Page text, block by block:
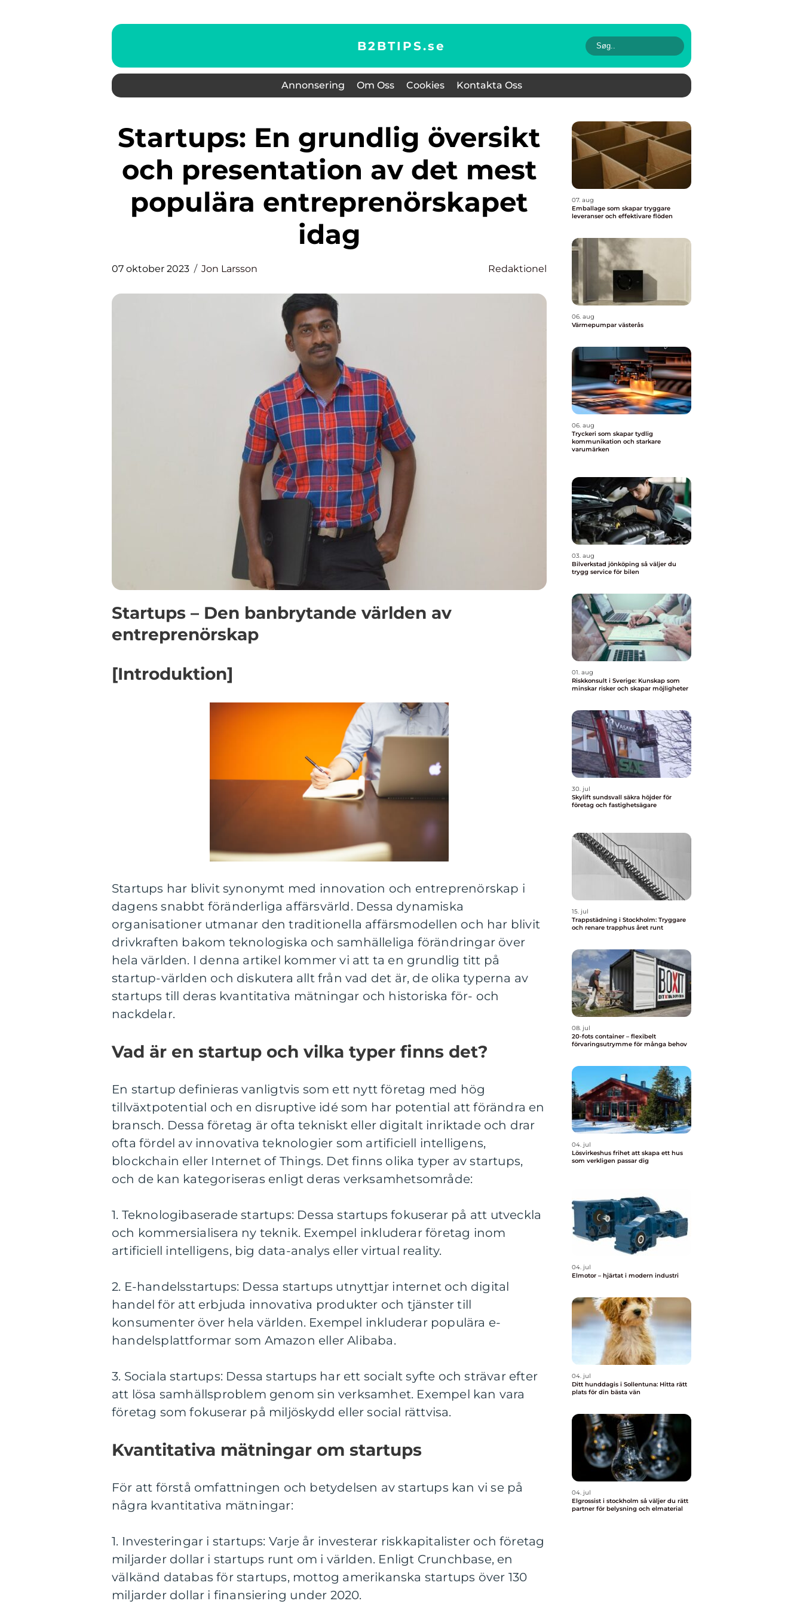
B2BTIPS.se
Annonsering Om Oss Cookies Kontakta Oss
Startups: En grundlig översikt
och presentation av det mest
populära entreprenörskapet
idag
07 oktober 2023 Jon Larsson Redaktionel
Startups – Den banbrytande världen av
entreprenörskap
[Introduktion]
Startups har blivit synonymt med innovation och entreprenörskap i
dagens snabbt föränderliga affärsvärld. Dessa dynamiska
organisationer utmanar den traditionella affärsmodellen och har blivit
drivkraften bakom teknologiska och samhälleliga förändringar över
hela världen. I denna artikel kommer vi att ta en grundlig titt på
startup-världen och diskutera allt från vad det är, de olika typerna av
startups till deras kvantitativa mätningar och historiska för- och
nackdelar.
Vad är en startup och vilka typer finns det?
En startup definieras vanligtvis som ett nytt företag med hög
tillväxtpotential och en disruptive idé som har potential att förändra en
bransch. Dessa företag är ofta tekniskt eller digitalt inriktade och drar
ofta fördel av innovativa teknologier som artificiell intelligens,
blockchain eller Internet of Things. Det finns olika typer av startups,
och de kan kategoriseras enligt deras verksamhetsområde:
1. Teknologibaserade startups: Dessa startups fokuserar på att utveckla
och kommersialisera ny teknik. Exempel inkluderar företag inom
artificiell intelligens, big data-analys eller virtual reality.
2. E-handelsstartups: Dessa startups utnyttjar internet och digital
handel för att erbjuda innovativa produkter och tjänster till
konsumenter över hela världen. Exempel inkluderar populära e-
handelsplattformar som Amazon eller Alibaba.
3. Sociala startups: Dessa startups har ett socialt syfte och strävar efter
att lösa samhällsproblem genom sin verksamhet. Exempel kan vara
företag som fokuserar på miljöskydd eller social rättvisa.
Kvantitativa mätningar om startups
För att förstå omfattningen och betydelsen av startups kan vi se på
några kvantitativa mätningar:
1. Investeringar i startups: Varje år investerar riskkapitalister och företag
miljarder dollar i startups runt om i världen. Enligt Crunchbase, en
välkänd databas för startups, mottog amerikanska startups över 130
miljarder dollar i finansiering under 2020.
07. aug
Emballage som skapar tryggare
leveranser och effektivare flöden
06. aug
Värmepumpar västerås
06. aug
Tryckeri som skapar tydlig
kommunikation och starkare
varumärken
03. aug
Bilverkstad jönköping så väljer du
trygg service för bilen
01. aug
Riskkonsult i Sverige: Kunskap som
minskar risker och skapar möjligheter
30. jul
Skylift sundsvall säkra höjder för
företag och fastighetsägare
15. jul
Trappstädning i Stockholm: Tryggare
och renare trapphus året runt
08. jul
20-fots container – flexibelt
förvaringsutrymme för många behov
04. jul
Lösvirkeshus frihet att skapa ett hus
som verkligen passar dig
04. jul
Elmotor – hjärtat i modern industri
04. jul
Ditt hunddagis i Sollentuna: Hitta rätt
plats för din bästa vän
04. jul
Elgrossist i stockholm så väljer du rätt
partner för belysning och elmaterial